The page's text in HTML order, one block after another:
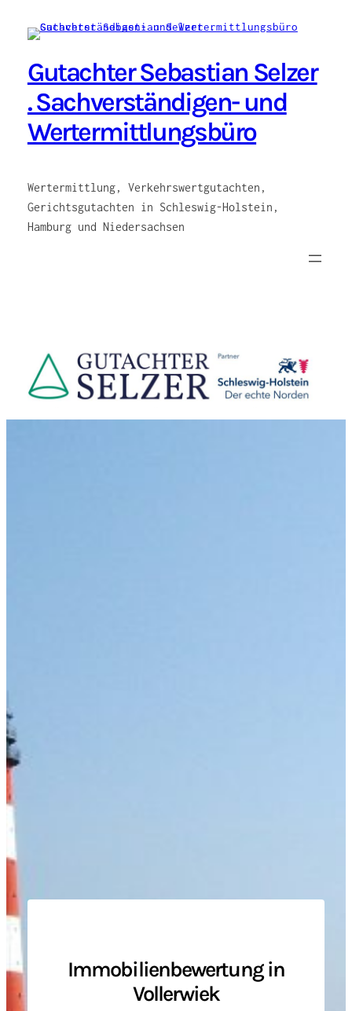
Inhalt
Gutachter Sebastian Selzer
. Sachverständigen- und
Wertermittlungsbüro
Wertermittlung, Verkehrswertgutachten,
Gerichtsgutachten in Schleswig-Holstein,
Hamburg und Niedersachsen
Immobilienbewertung in
Vollerwiek